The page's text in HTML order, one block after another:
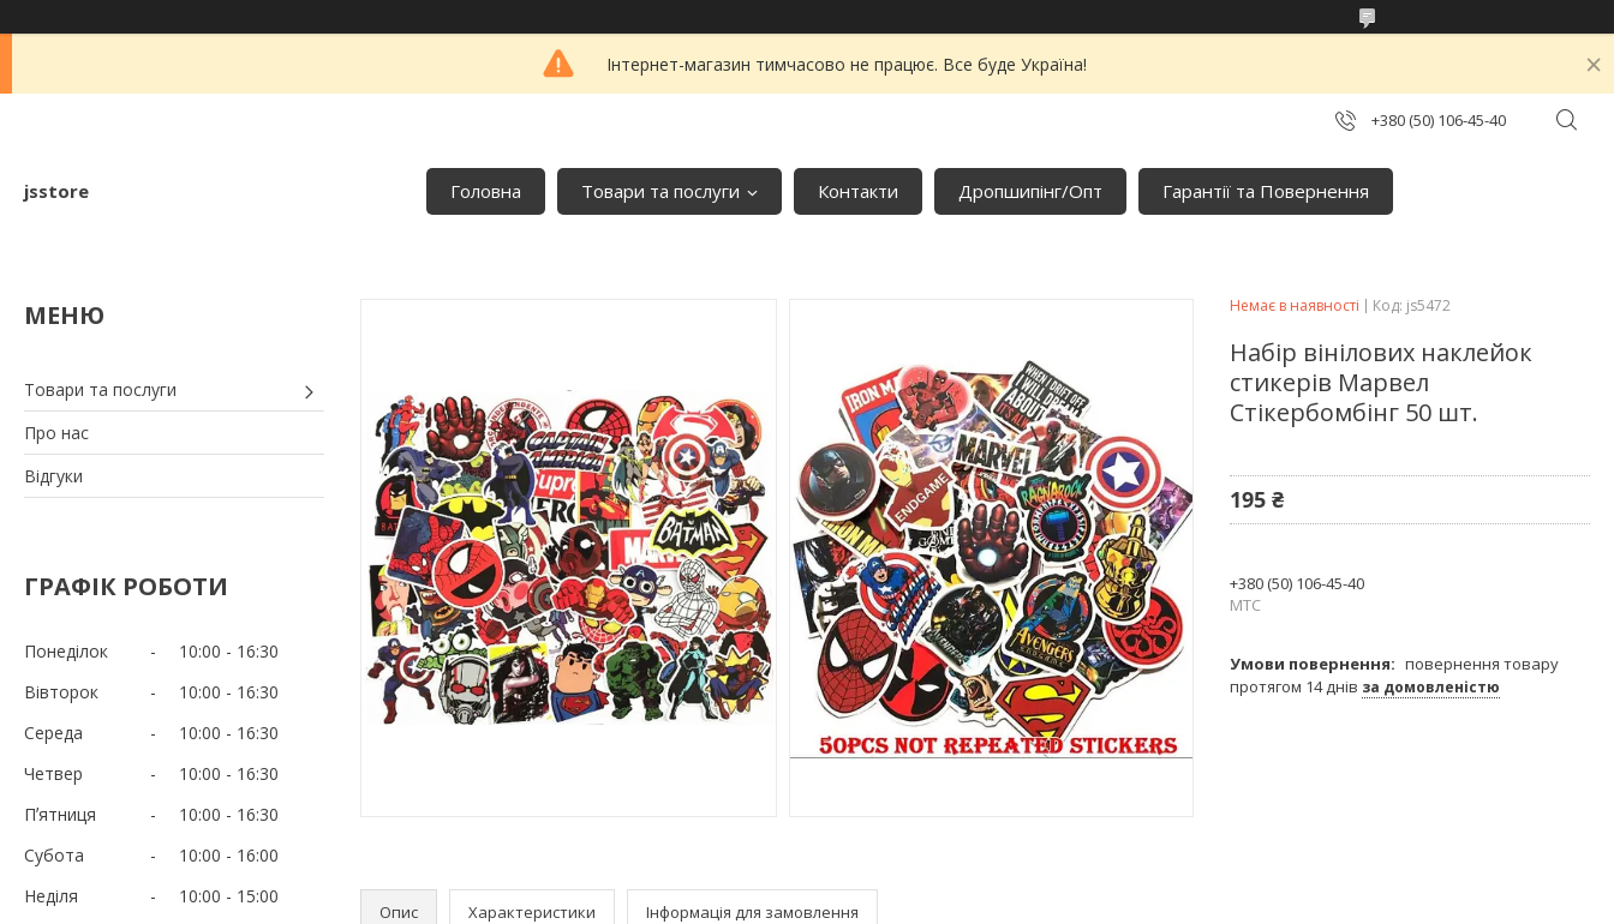
Інтернет-магазин тимчасово не працює. Все буде Україна!
+380 (50) 106-45-40
jsstore Головна Товари та послуги Контакти Дропшипінг/Опт Гарантії та Повернення
Товари та послуги
Про нас
Відгуки
ГРАФІК РОБОТИ
Понеділок 10:00
16:30
Вівторок
10:00
16:30
Середа
10:00
16:30
Четвер
10:00
16:30
Пʼятниця
10:00
16:30
Субота
10:00
16:00
Неділя
10:00 15:00
Опис Характеристики Інформація для замовлення
Немає в наявності Код: js5472
Набір вінілових наклейок
стикерів Марвел
Стікербомбінг 50 шт.
195 ₴
+380 (50) 106-45-40
МТС
повернення товару
протягом 14 днів за домовленістю